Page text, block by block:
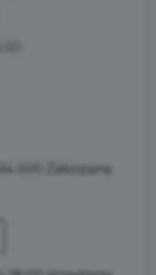
500 Zakopane